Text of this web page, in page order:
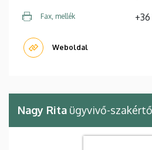
Fax, mellék +36
Weboldal
Nagy Rita ügyvivő-szakértő